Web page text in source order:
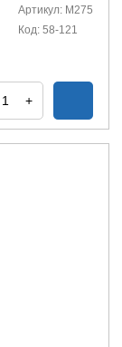
Артикул: М275
Код: 58-121
+